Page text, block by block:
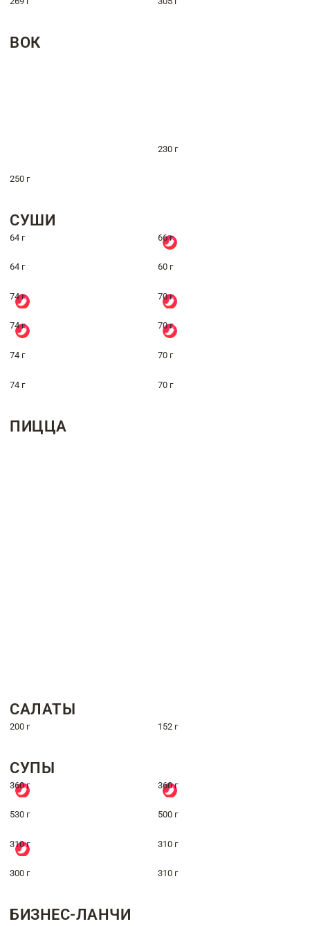
ВОК
230 г
250 г
СУШИ
64 г 66 г
64 г 60 г
74 г 70 г
74 г 70 г
74 г 70 г
74 г 70 г
ПИЦЦА
САЛАТЫ
200 г 152 г
СУПЫ
360 г 360 г
530 г 500 г
310 г 310 г
300 г 310 г
БИЗНЕС-ЛАНЧИ